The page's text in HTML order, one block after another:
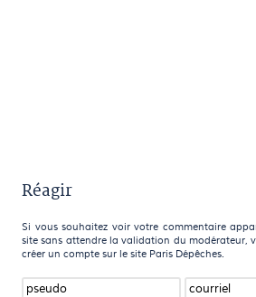
Réagir
Si vous souhaitez voir votre commentaire
site sans attendre la validation du modérateur,
créer un compte sur le site Paris Dépêches.